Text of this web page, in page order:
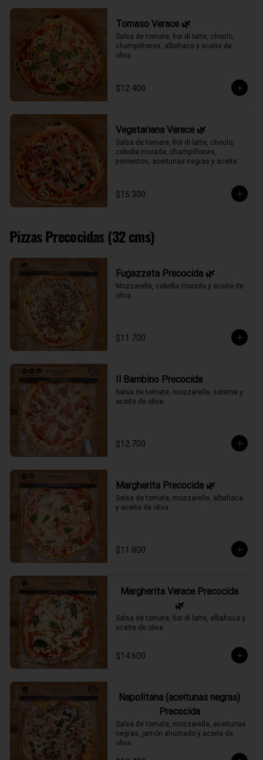
Tomaso Verace 🌿
Salsa de tomate, fior di latte, choclo,
champiñones, albahaca y aceite de
oliva.
$12.400
Vegetariana Verace 🌿
Salsa de tomate, fior di latte, choclo,
cebolla morada, champiñones,
pimientos, aceitunas negras y aceite
$15.300
Pizzas Precocidas (32 cms)
Fugazzeta Precocida 🌿
Mozzarella, cebolla morada y aceite de
oliva.
$11.700
Il Bambino Precocida
Salsa de tomate, mozzarella, salame y
aceite de oliva.
$12.700
Margherita Precocida 🌿
Salsa de tomate, mozzarella, albahaca
y aceite de oliva.
$11.800
Margherita Verace Precocida
🌿
Salsa de tomate, fior di latte, albahaca y
aceite de oliva.
$14.600
Napolitana (aceitunas negras)
Precocida
Salsa de tomate, mozzarella, aceitunas
negras, jamón ahumado y aceite de
oliva.